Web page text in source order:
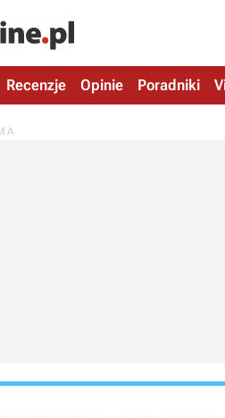
Recenzje Opinie Poradniki